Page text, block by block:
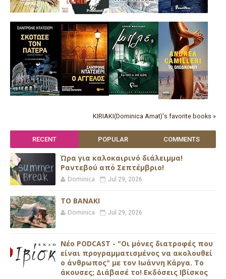
KIRIAKI(Dominica Amat)'s favorite books »
RECENT POPULAR COMMENTS
Ώρα για καλοκαιρινό διάλειμμα!
Ραντεβού από Σεπτέμβριο!
Dominica Jul 29, 2026
ΤΟ ΒΑΝΑΚΙ
Dominica Jul 29, 2026
Νέο PODCAST - "Οι μόνες διατροφές που
είναι προγραμματισμένος να ακολουθεί
ο άνθρωπος" με τον Ιωάννη Κάργα. Το
άκουσες; Διάβασέ το! Εκδόσεις Ιβίσκος